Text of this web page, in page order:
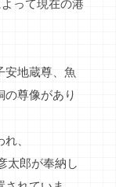
って現在の港
地蔵尊、魚
の尊像があり
、
太郎が奉納し